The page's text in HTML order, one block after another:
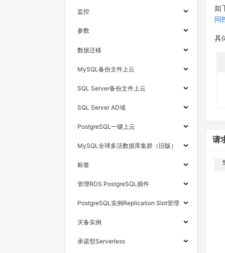
监控
参数
数据迁移
MySQL备份文件上云
SQL Server备份文件上云
SQL Server AD域
PostgreSQL一键上云
MySQL全球多活数据库集群（旧版）
标签
管理RDS PostgreSQL插件
PostgreSQL实例Replication Slot管理
灾备实例
承诺型Serverless
如
问
具
请